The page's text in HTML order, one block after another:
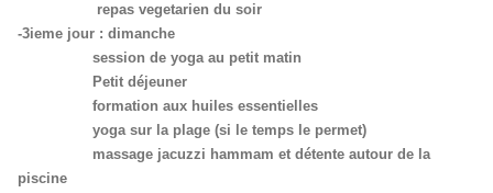
repas vegetarien du soir
-3ieme jour : dimanche
session de yoga au petit matin
Petit déjeuner
formation aux huiles essentielles
yoga sur la plage (si le temps le permet)
massage jacuzzi hammam et détente autour de la
piscine